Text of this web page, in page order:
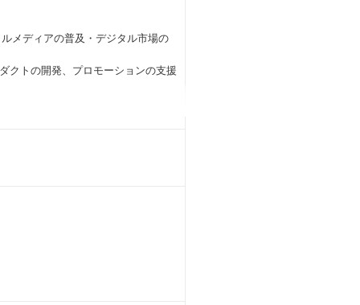
メディアの普及・デジタル市場の
クトの開発、プロモーションの支援
に心が動く体験を提供し 企業と生
とAPIなどの技術をフルに活かし
など様々なSNSプラット